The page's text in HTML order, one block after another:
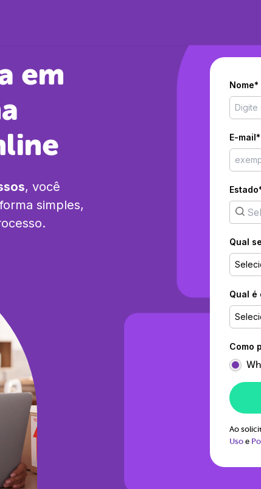
em
, você
simples,
Nome*
E-mail*
Qual
Qual é
Como
Ao
Uso e